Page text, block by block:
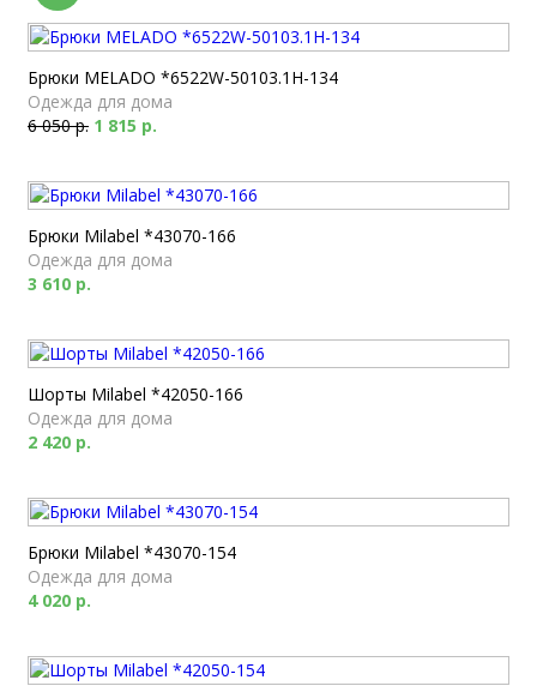
Брюки MELADO *6522W-50103.1H-134
Одежда для дома
6 050 р. 1 815 р.
Брюки Milabel *43070-166
Одежда для дома
3 610 р.
Шорты Milabel *42050-166
Одежда для дома
2 420 р.
Брюки Milabel *43070-154
Одежда для дома
4 020 р.